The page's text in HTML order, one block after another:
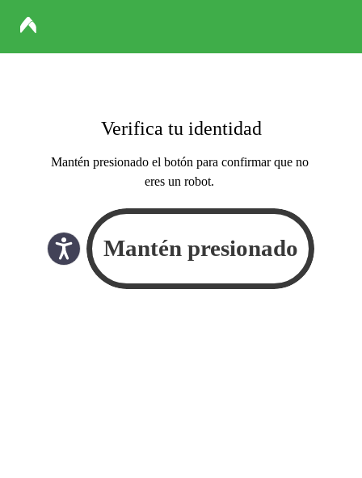
Verifica tu identidad
Mantén presionado el botón para confirmar que no
eres un robot.